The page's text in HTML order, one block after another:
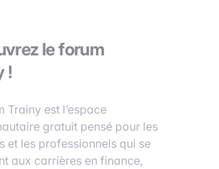
le forum
!
Trainy est l’espace
gratuit pensé pour les
et les professionnels qui se
aux carrières en finance,